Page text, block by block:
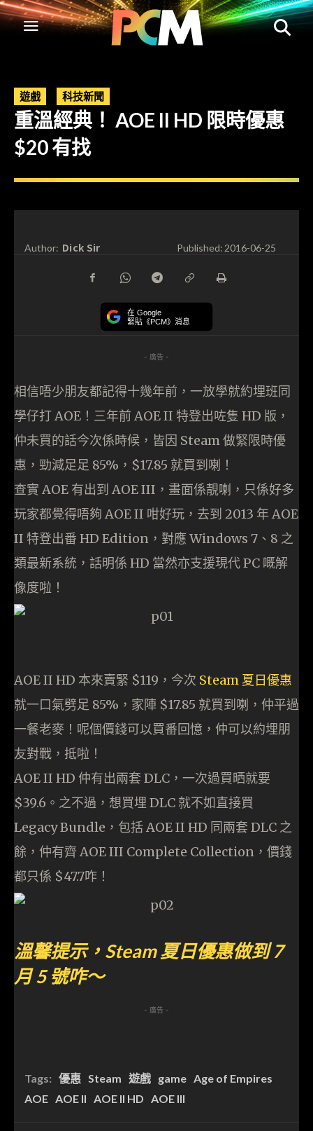
遊戲 科技新聞
重溫經典！ AOE II HD 限時優惠
$20 有找
Author: Dick Sir Published:2016-06-25
在 Google
緊貼《PCM》消息
- 廣告 -
相信唔少朋友都記得十幾年前，一放學就約埋班同
學仔打 AOE！三年前 AOE II 特登出咗隻 HD 版，
仲未買的話今次係時候，皆因 Steam 做緊限時優
惠，勁減足足 85%，$17.85 就買到喇！
查實 AOE 有出到 AOE III，畫面係靚喇，只係好多
玩家都覺得唔夠 AOE II 咁好玩，去到 2013 年 AOE
II 特登出番 HD Edition，對應 Windows 7、8 之
類最新系統，話明係 HD 當然亦支援現代 PC 嘅解
像度啦！
AOE II HD 本來賣緊 $119，今次 Steam 夏日優惠
就一口氣劈足 85%，家陣 $17.85 就買到喇，仲平過
一餐老麥！呢個價錢可以買番回憶，仲可以約埋朋
友對戰，抵啦！
AOE II HD 仲有出兩套 DLC，一次過買晒就要
$39.6。之不過，想買埋 DLC 就不如直接買
Legacy Bundle，包括 AOE II HD 同兩套 DLC 之
餘，仲有齊 AOE III Complete Collection，價錢
都只係 $47.7咋！
溫馨提示，Steam 夏日優惠做到 7
月 5 號咋～
- 廣告 -
Tags: 優惠 Steam 遊戲 game Age of Empires
AOE AOE II AOE II HD AOE III